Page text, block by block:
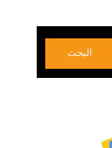
البحث